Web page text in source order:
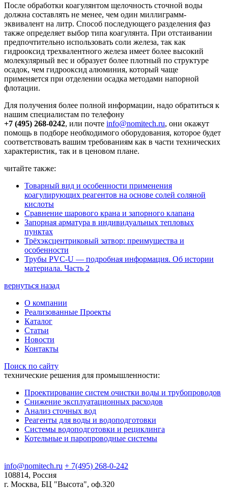
После обработки коагулянтом щелочность сточной воды
должна составлять не менее, чем один миллиграмм-
эквивалент на литр. Способ последующего разделения фаз
также определяет выбор типа коагулянта. При отстаивании
предпочтительно использовать соли железа, так как
гидрооксид трехвалентного железа имеет более высокий
молекулярный вес и образует более плотный по структуре
осадок, чем гидрооксид алюминия, который чаще
применяется при отделении осадка методами напорной
флотации.
Для получения более полной информации, надо обратиться к
нашим специалистам по телефону
+7 (495) 268-0242, или почте info@nomitech.ru, они окажут
помощь в подборе необходимого оборудования, которое будет
соответствовать вашим требованиям как в части технических
характеристик, так и в ценовом плане.
читайте также:
Товарный вид и особенности применения
коагулирующих реагентов на основе солей соляной
кислоты
Сравнение шарового крана и запорного клапана
Запорная арматура в индивидуальных тепловых
пунктах
Трёхэксцентриковый затвор: преимущества и
особенности
Трубы PVC-U — подробная информация. Об истории
материала. Часть 2
вернуться назад
О компании
Реализованные Проекты
Каталог
Статьи
Новости
Контакты
Поиск по сайту
технические решения для промышленности:
Проектирование систем очистки воды и трубопроводов
Снижение эксплуатационных расходов
Анализ сточных вод
Реагенты для воды и водоподготовки
Системы водоподготовки и рециклинга
Котельные и паропроводные системы
info@nomitech.ru + 7(495) 268-0-242
108814, Россия
г. Москва, БЦ "Высота", оф.320